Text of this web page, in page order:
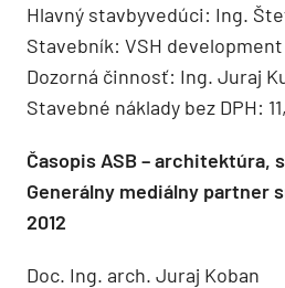
Hlavný stavbyvedúci: Ing.
Stavebník: VSH
Dozorná činnosť: Ing. Juraj
Stavebné náklady bez DPH:
Časopis ASB – architektúra,
Generálny mediálny partner
2012
Doc. Ing. arch. Juraj Koban